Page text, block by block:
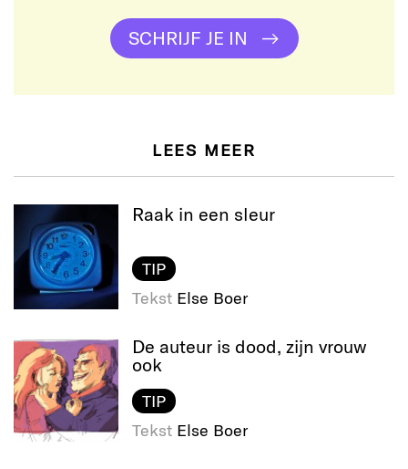
SCHRIJF JE IN
LEES MEER
Raak in een sleur
TIP
Tekst Else Boer
De auteur is dood, zijn vrouw
ook
TIP
Tekst Else Boer